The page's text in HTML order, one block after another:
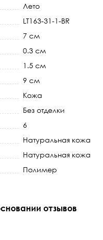
Лето
LT163-31-1-BR
7 см
0.3 см
1.5 см
9 см
Кожа
Без отделки
6
Натуральная кожа
Натуральная кожа
Полимер
отзывов